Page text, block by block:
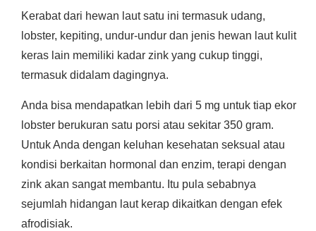
Kerabat dari hewan laut satu ini termasuk udang,
lobster, kepiting, undur-undur dan jenis hewan laut kulit
keras lain memiliki kadar zink yang cukup tinggi,
termasuk didalam dagingnya.
Anda bisa mendapatkan lebih dari 5 mg untuk tiap ekor
lobster berukuran satu porsi atau sekitar 350 gram.
Untuk Anda dengan keluhan kesehatan seksual atau
kondisi berkaitan hormonal dan enzim, terapi dengan
zink akan sangat membantu. Itu pula sebabnya
sejumlah hidangan laut kerap dikaitkan dengan efek
afrodisiak.